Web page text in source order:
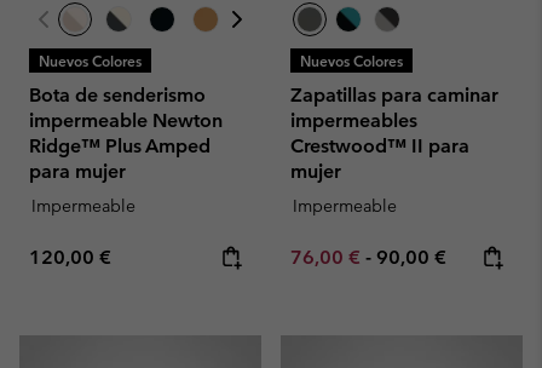
Nuevos Colores
Bota de senderismo
impermeable Newton
Ridge™ Plus Amped
para mujer
Impermeable
Regular price:
120,00 €
Nuevos Colores
Zapatillas para caminar
impermeables
Crestwood™ II para
mujer
Impermeable
Minimum sale price:
76,00 € - Maximum price:
90,00 €